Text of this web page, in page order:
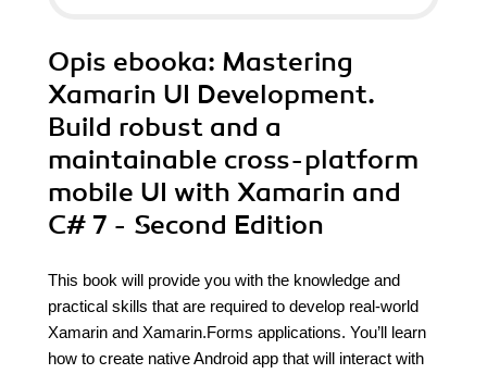
Opis ebooka: Mastering
Xamarin UI Development.
Build robust and a
maintainable cross-platform
mobile UI with Xamarin and
C# 7 - Second Edition
This book will provide you with the knowledge and
practical skills that are required to develop real-world
Xamarin and Xamarin.Forms applications. You’ll learn
how to create native Android app that will interact with